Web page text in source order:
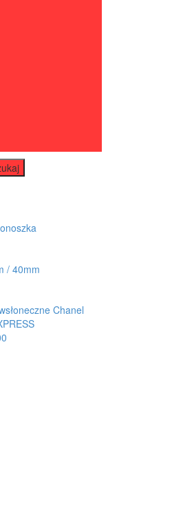
/ 40mm
Chanel